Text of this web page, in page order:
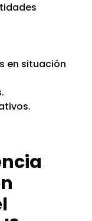
en situación